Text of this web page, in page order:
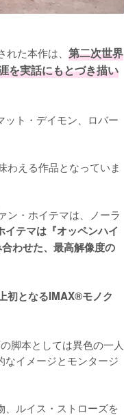
た本作は、 第二次世界
を実話にもとづき描い
ット・デイモン、ロバー
わえる作品となっていま
ン・ホイテマは、ノーラ
イテマは『オッペンハイ
わせた、最高解像度の
初となるIMAX®モノク
脚本としては異色の一人
イメージとモンタージ
、ルイス・ストローズを